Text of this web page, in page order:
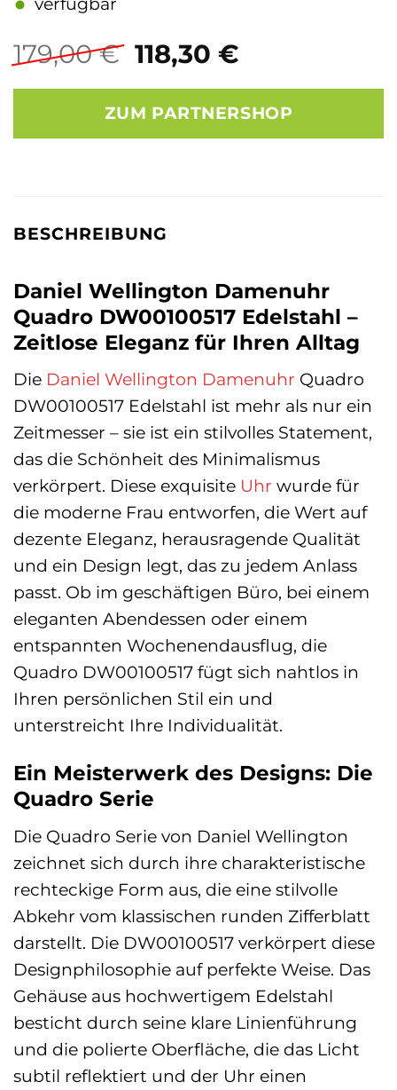
179,00€ Ursprünglicher
Preis
war:
179,00 €
118,30 €Aktueller
ist:
118,30 €.
ZUM PARTNERSHOP
BESCHREIBUNG
Daniel Wellington Damenuhr
Quadro DW00100517 Edelstahl –
Zeitlose Eleganz für Ihren Alltag
Die Daniel Wellington Damenuhr Quadro
DW00100517 Edelstahl ist mehr als nur ein
Zeitmesser – sie ist ein stilvolles Statement,
das die Schönheit des Minimalismus
verkörpert. Diese exquisite Uhr wurde für
die moderne Frau entworfen, die Wert auf
dezente Eleganz, herausragende Qualität
und ein Design legt, das zu jedem Anlass
passt. Ob im geschäftigen Büro, bei einem
eleganten Abendessen oder einem
entspannten Wochenendausflug, die
Quadro DW00100517 fügt sich nahtlos in
Ihren persönlichen Stil ein und
unterstreicht Ihre Individualität.
Ein Meisterwerk des Designs: Die
Quadro Serie
Die Quadro Serie von Daniel Wellington
zeichnet sich durch ihre charakteristische
rechteckige Form aus, die eine stilvolle
Abkehr vom klassischen runden Zifferblatt
darstellt. Die DW00100517 verkörpert diese
Designphilosophie auf perfekte Weise. Das
Gehäuse aus hochwertigem Edelstahl
besticht durch seine klare Linienführung
und die polierte Oberfläche, die das Licht
subtil reflektiert und der Uhr einen